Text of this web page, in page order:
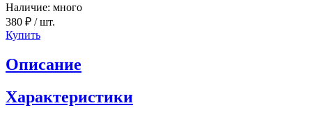
Наличие: много
380 ₽ / шт.
Купить
Описание
Характеристики